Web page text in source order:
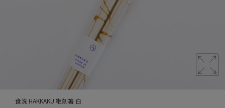
食洗 HAKKAKU 継刻箸 白